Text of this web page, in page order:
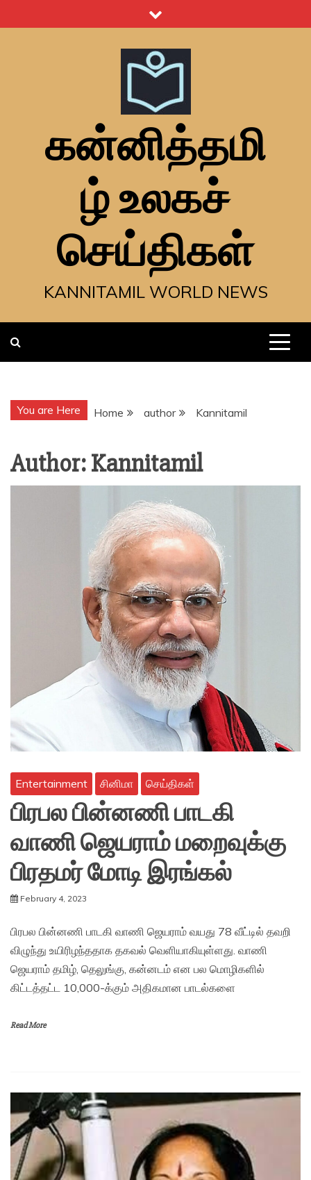
to
கன்னித்தமி
ழ் உலகச்
செய்திகள்
KANNITAMIL WORLD NEWS
You are Here Home author Kannitamil
Author:Kannitamil
Entertainment சினிமா செய்திகள்
பிரபல பின்னணி பாடகி
வாணி ஜெயராம் மறைவுக்கு
பிரதமர் மோடி இரங்கல்
February 4, 2023
பிரபல பின்னணி பாடகி வாணி ஜெயராம் வயது 78 வீட்டில் தவறி
விழுந்து உயிரிழந்ததாக தகவல் வெளியாகியுள்ளது. வாணி
ஜெயராம் தமிழ், தெலுங்கு, கன்னடம் என பல மொழிகளில்
கிட்டத்தட்ட 10,000-க்கும் அதிகமான பாடல்களை
Read More